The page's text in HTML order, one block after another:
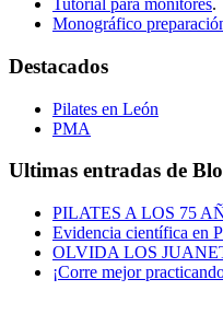
Tutorial para monitores.
Monográfico
Destacados
Pilates en León
PMA
Ultimas entradas de
PILATES A LOS 75
Evidencia científica en
OLVIDA LOS
¡Corre mejor